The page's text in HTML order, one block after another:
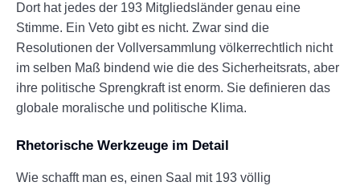
Dort hat jedes der 193 Mitgliedsländer genau eine
Stimme. Ein Veto gibt es nicht. Zwar sind die
Resolutionen der Vollversammlung völkerrechtlich nicht
im selben Maß bindend wie die des Sicherheitsrats, aber
ihre politische Sprengkraft ist enorm. Sie definieren das
globale moralische und politische Klima.
Rhetorische Werkzeuge im Detail
Wie schafft man es, einen Saal mit 193 völlig